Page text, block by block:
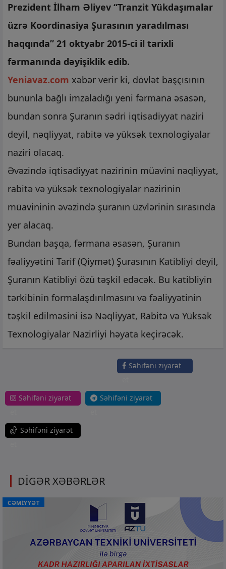
Prezident İlham Əliyev “Tranzit Yükdaşımalar
üzrə Koordinasiya Şurasının yaradılması
haqqında” 21 oktyabr 2015-ci il tarixli
fərmanında dəyişiklik edib.
Yeniavaz.com xəbər verir ki, dövlət başçısının
bununla bağlı imzaladığı yeni fərmana əsasən,
bundan sonra Şuranın sədri iqtisadiyyat naziri
deyil, nəqliyyat, rabitə və yüksək texnologiyalar
naziri olacaq.
Əvəzində iqtisadiyyat nazirinin müavini nəqliyyat,
rabitə və yüksək texnologiyalar nazirinin
müavininin əvəzində şuranın üzvlərinin sırasında
yer alacaq.
Bundan başqa, fərmana əsasən, Şuranın
fəaliyyətini Tarif (Qiymət) Şurasının Katibliyi deyil,
Şuranın Katibliyi özü təşkil edəcək. Bu katibliyin
tərkibinin formalaşdırılmasını və fəaliyyətinin
təşkil edilməsini isə Nəqliyyat, Rabitə və Yüksək
Texnologiyalar Nazirliyi həyata keçirəcək.
Səhifəni ziyarət
Səhifəni ziyarət
Səhifəni ziyarət
Səhifəni ziyarət
DİGƏR XƏBƏRLƏR
CƏMİYYƏT